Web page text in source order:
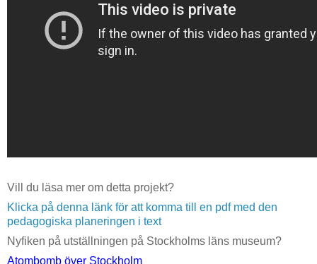
Vill du läsa mer om detta projekt?
Klicka på denna länk för att komma till en pdf med den
pedagogiska planeringen i text
Nyfiken på utställningen på Stockholms läns museum?
Atombomb över Stockholm